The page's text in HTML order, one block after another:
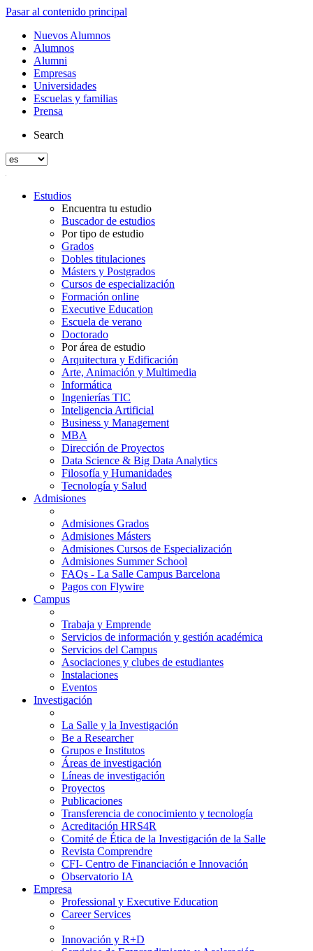
Pasar al contenido principal
Nuevos Alumnos
Alumnos
Alumni
Empresas
Universidades
Escuelas y familias
Prensa
Search
Estudios
Encuentra tu estudio
Buscador de estudios
Por tipo de estudio
Grados
Dobles titulaciones
Másters y Postgrados
Cursos de especialización
Formación online
Executive Education
Escuela de verano
Doctorado
Por área de estudio
Arquitectura y Edificación
Arte, Animación y Multimedia
Informática
Ingenierías TIC
Inteligencia Artificial
Business y Management
MBA
Dirección de Proyectos
Data Science & Big Data Analytics
Filosofía y Humanidades
Tecnología y Salud
Admisiones
Admisiones Grados
Admisiones Másters
Admisiones Cursos de Especialización
Admisiones Summer School
FAQs - La Salle Campus Barcelona
Pagos con Flywire
Campus
Trabaja y Emprende
Servicios de información y gestión académica
Servicios del Campus
Asociaciones y clubes de estudiantes
Instalaciones
Eventos
Investigación
La Salle y la Investigación
Be a Researcher
Grupos e Institutos
Áreas de investigación
Líneas de investigación
Proyectos
Publicaciones
Transferencia de conocimiento y tecnología
Acreditación HRS4R
Comité de Ética de la Investigación de la Salle
Revista Comprendre
CFI- Centro de Financiación e Innovación
Observatorio IA
Empresa
Professional y Executive Education
Career Services
Innovación y R+D